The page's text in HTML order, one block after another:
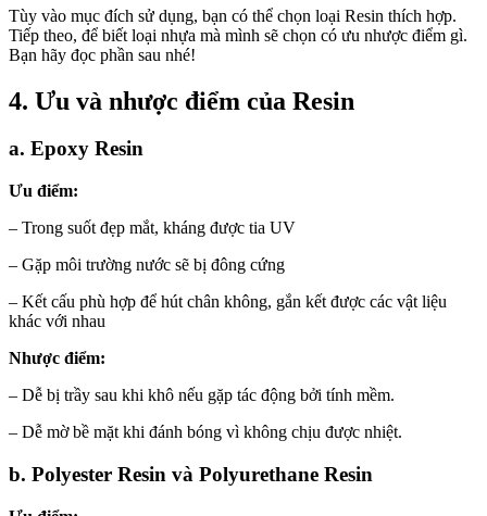
Tùy vào mục đích sử dụng, bạn có thể chọn loại Resin thích hợp.
Tiếp theo, để biết loại nhựa mà mình sẽ chọn có ưu nhược điểm gì.
Bạn hãy đọc phần sau nhé!
4. Ưu và nhược điểm của Resin
a. Epoxy Resin
Ưu điểm:
– Trong suốt đẹp mắt, kháng được tia UV
– Gặp môi trường nước sẽ bị đông cứng
– Kết cấu phù hợp để hút chân không, gắn kết được các vật liệu
khác với nhau
Nhược điểm:
– Dễ bị trầy sau khi khô nếu gặp tác động bởi tính mềm.
– Dễ mờ bề mặt khi đánh bóng vì không chịu được nhiệt.
b. Polyester Resin và Polyurethane Resin